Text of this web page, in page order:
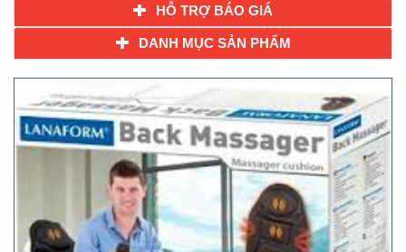
HỖ TRỢ BÁO GIÁ
DANH MỤC SẢN PHẨM